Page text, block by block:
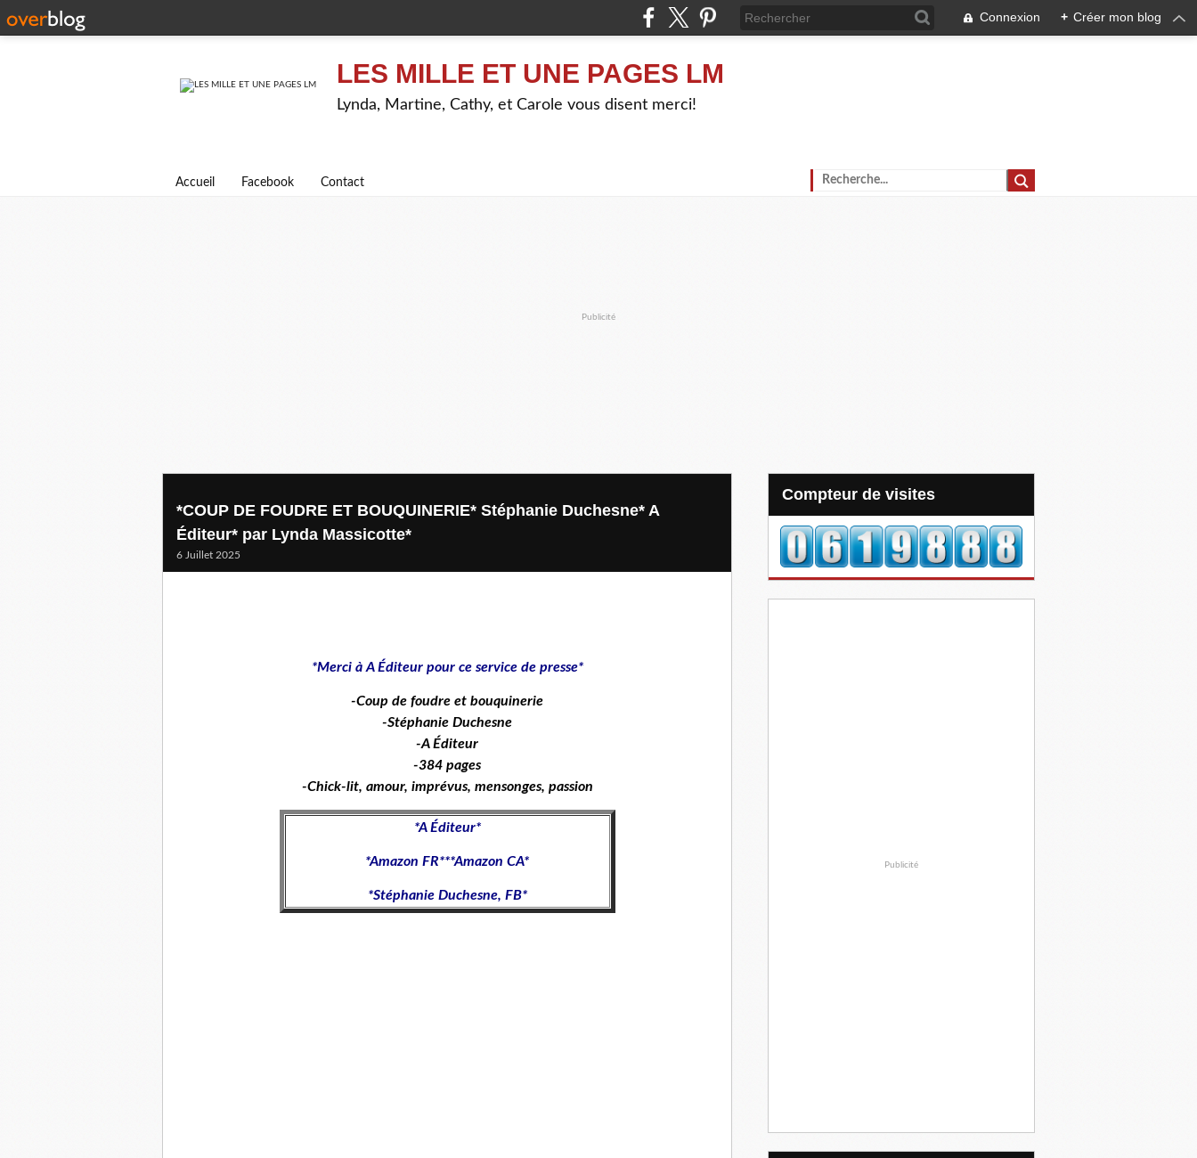
Connexion + Créer mon blog
LES MILLE ET UNE PAGES LM
Lynda, Martine, Cathy, et Carole vous disent merci!
Accueil Facebook Contact
Publicité
*COUP DE FOUDRE ET BOUQUINERIE* Stéphanie Duchesne* A
Éditeur* par Lynda Massicotte*
6 Juillet 2025
*Merci à A Éditeur pour ce service de presse*
-Coup de foudre et bouquinerie
-Stéphanie Duchesne
-A Éditeur
-384 pages
-Chick-lit, amour, imprévus, mensonges, passion
*A Éditeur*
*Amazon FR***Amazon CA*
*Stéphanie Duchesne, FB*
Compteur de visites
Publicité